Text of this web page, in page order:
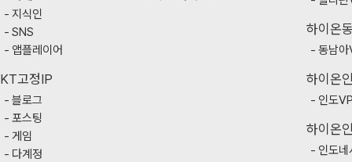
지식인
SNS
앱플레이어
KT고정IP
블로그
포스팅
게임
다계정
하이온
동남
하이온
인도
하이온
인도